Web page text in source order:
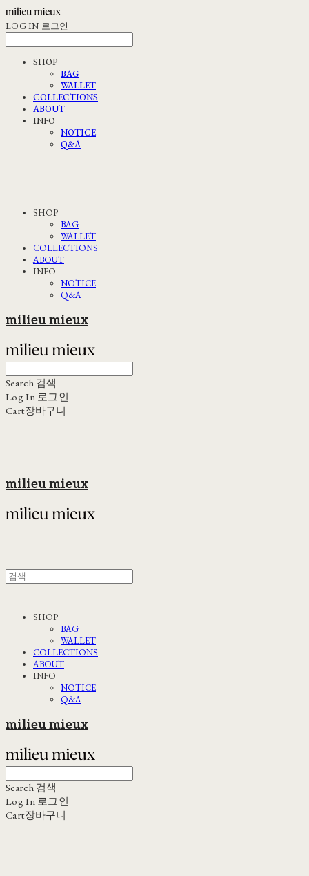
LOG IN 로그인
SHOP
BAG
WALLET
COLLECTIONS
ABOUT
INFO
NOTICE
Q&A
SHOP
BAG
WALLET
COLLECTIONS
ABOUT
INFO
NOTICE
Q&A
milieu mieux
Search 검색
Log In 로그인
Cart장바구니
milieu mieux
SHOP
BAG
WALLET
COLLECTIONS
ABOUT
INFO
NOTICE
Q&A
milieu mieux
Search 검색
Log In 로그인
Cart장바구니